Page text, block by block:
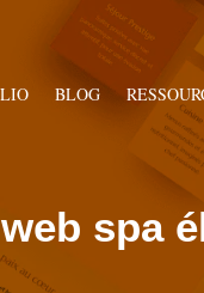
BLOG
spa